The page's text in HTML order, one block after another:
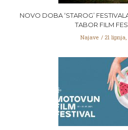
NOVO DOBA ‘STAROG’
TABOR FILM
Najave 21 lipnja,